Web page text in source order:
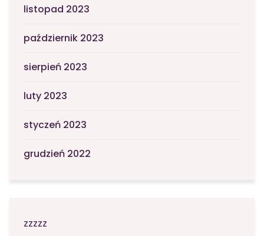
listopad 2023
październik 2023
sierpień 2023
luty 2023
styczeń 2023
grudzień 2022
zzzzz